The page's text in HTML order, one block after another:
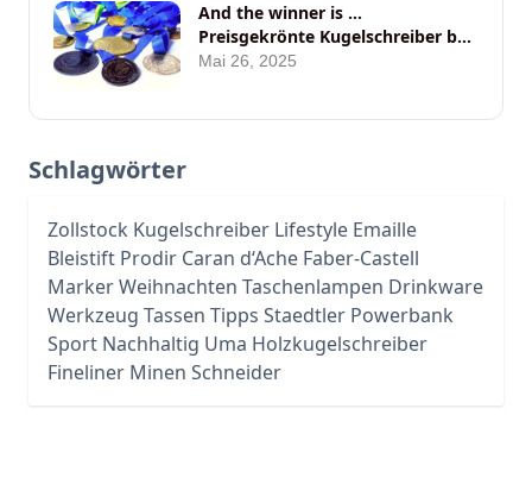
And the winner is …
Preisgekrönte Kugelschreiber bei
ANYBRAND
Mai 26, 2025
Schlagwörter
Zollstock Kugelschreiber Lifestyle Emaille
Bleistift Prodir Caran d‘Ache Faber-Castell
MarkerWeihnachten Taschenlampen Drinkware
Werkzeug Tassen Tipps Staedtler Powerbank
Sport Nachhaltig Uma Holzkugelschreiber
Fineliner Minen Schneider